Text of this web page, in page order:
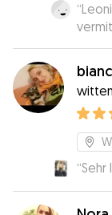
“
“Sehr